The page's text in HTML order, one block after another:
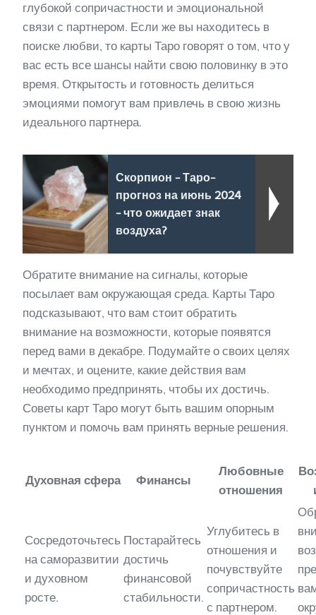
глубокой сопричастности и эмоциональной
связи с партнером. Если же вы находитесь в
поиске любви, то карты Таро говорят о том, что у
вас есть все шансы найти свою половинку в это
время. Открытость и готовность делиться
эмоциями помогут вам привлечь в свою жизнь
идеального партнера.
Скорпион - Таро-
прогноз на июнь 2024
- что ожидает знак
воздуха?
Обратите внимание на сигналы, которые
посылает вам окружающая среда. Карты Таро
подсказывают, что вам стоит обратить
внимание на возможности, которые появятся
перед вами в декабре. Подумайте о своих целях
и мечтах, и оцените, какие действия вам
необходимо предпринять, чтобы их достичь.
Советы карт Таро могут быть вашим опорным
пунктом и помочь вам принять верные решения.
Духовная сфера Финансы
Любовные
отношения
Сосредоточьтесь
на саморазвитии
и духовном
росте.
Постарайтесь
достичь
финансовой
стабильности.
Углубитесь в
отношения и
почувствуйте
сопричастность
с партнером.